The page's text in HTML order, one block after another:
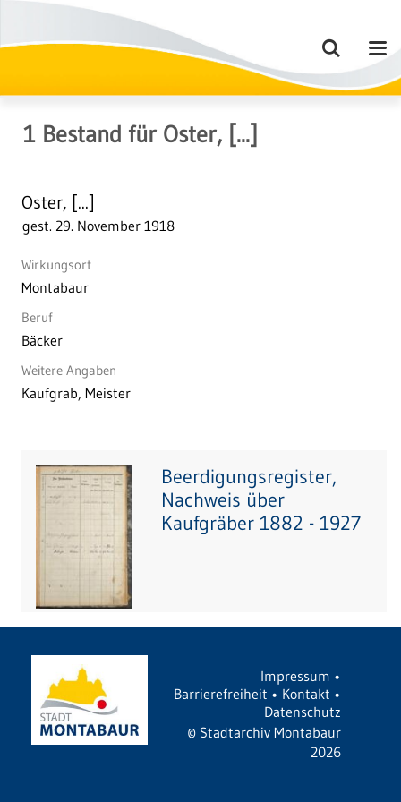
1 Bestand für Oster, [...]
Oster, [...]
gest. 29. November 1918
Wirkungsort
Montabaur
Beruf
Bäcker
Weitere Angaben
Kaufgrab, Meister
Beerdigungsregister,
Nachweis über
Kaufgräber 1882 - 1927
Impressum •
Barrierefreiheit • Kontakt •
Datenschutz
© Stadtarchiv Montabaur
2026